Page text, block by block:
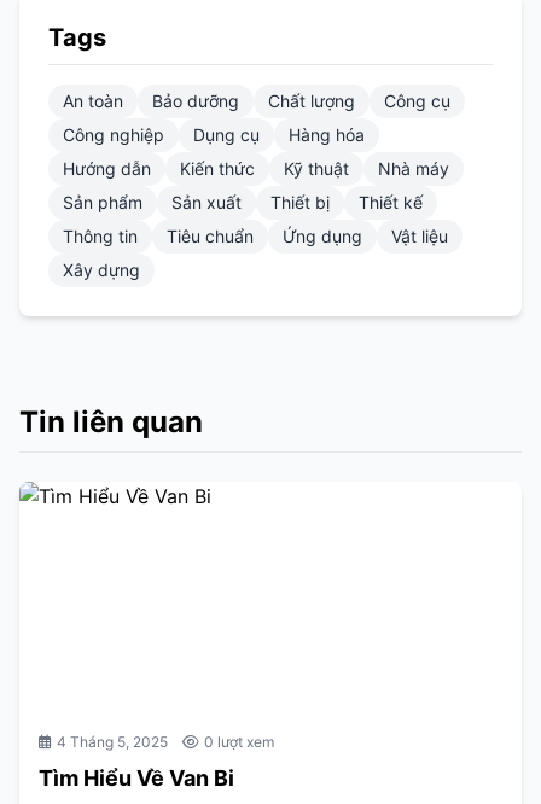
Tags
An toàn Bảo dưỡng Chất lượng
Công cụ
Công nghiệp
Dụng cụ
Hàng hóa
Hướng dẫn
Kiến thức Kỹ thuật
Nhà máy
Sản phẩm
Sản xuất Thiết bị
Thiết kế
Thông tin
Tiêu chuẩn Ứng dụng
Vật liệu
Xây dựng
Tin liên quan
4 Tháng 5, 2025 0 lượt xem
Tìm Hiểu Về Van Bi